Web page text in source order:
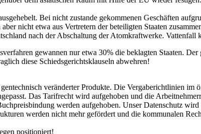
Bei nicht zustande gekommenen Geschäften
nicht etwa aus Vertretern der beteiligten Staaten
nach der Abschaltung der Atomkraftwerke.
gewannen nur etwa 30% die beklagten Staaten.
diese Schiedsgerichtsklauseln abwehren!
veränderter Produkte. Die Vergaberichtlinien
Das Tarifrecht wird aufgehoben und die
werden aufgehoben. Unser Datenschutz
werden nicht mehr gefördert und die kommunalen
positioniert!